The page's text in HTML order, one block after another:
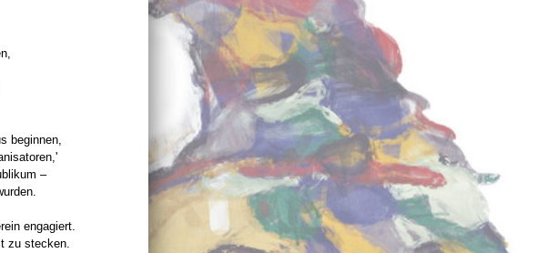
beginnen,
–
engagiert.
zu stecken.